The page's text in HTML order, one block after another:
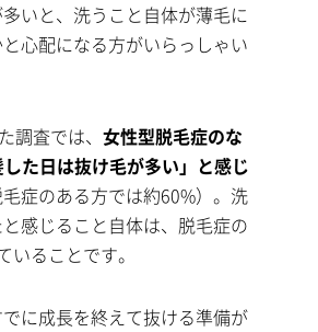
いと、洗うこと自体が薄毛に
心配になる方がいらっしゃい
調査では、 女性型脱毛症のな
た日は抜け毛が多い」と感じ
毛症のある方では約60%）。洗
感じること自体は、脱毛症の
ることです。
に成長を終えて抜ける準備が